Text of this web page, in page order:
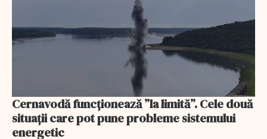
Cernavodă funcționează ”la limită”. Cele două
situații care pot pune probleme sistemului
energetic